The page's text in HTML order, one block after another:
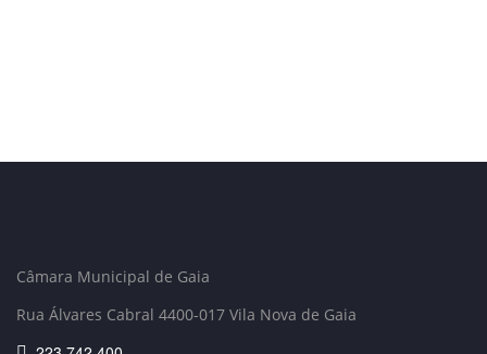
Câmara Municipal de Gaia
Rua Álvares Cabral 4400-017 Vila Nova de Gaia